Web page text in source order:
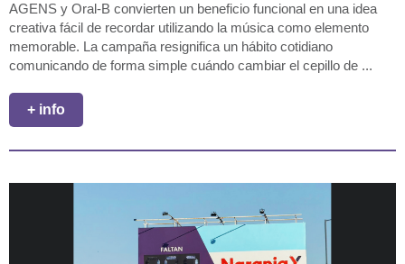
AGENS y Oral-B convierten un beneficio funcional en una idea
creativa fácil de recordar utilizando la música como elemento
memorable. La campaña resignifica un hábito cotidiano
comunicando de forma simple cuándo cambiar el cepillo de ...
+ info